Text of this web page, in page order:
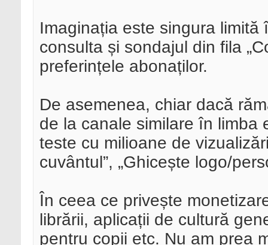
Imaginația este singura
consulta și sondajul din fila
preferințele abonaților.
De asemenea, chiar dacă
de la canale similare în limba
teste cu milioane de
cuvântul”, „Ghicește logo/
În ceea ce privește
librării, aplicații de cultură
pentru copii etc. Nu am prea